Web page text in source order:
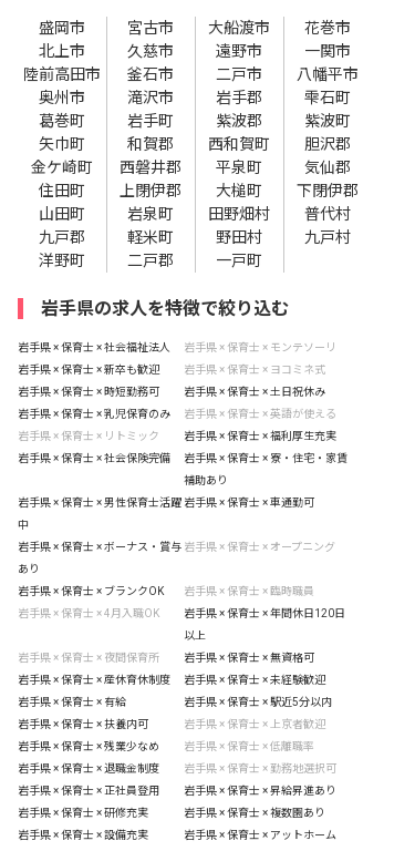
盛岡市 宮古市 大船渡市
花巻市
北上市
久慈市 遠野市
一関市
陸前高田市
釜石市 二戸市
八幡平市
奥州市
滝沢市 岩手郡
雫石町
葛巻町
岩手町 紫波郡
紫波町
矢巾町
和賀郡 西和賀町
胆沢郡
金ケ崎町
西磐井郡 平泉町
気仙郡
住田町
上閉伊郡 大槌町
下閉伊郡
山田町
岩泉町 田野畑村
普代村
九戸郡
軽米町 野田村
九戸村
洋野町
二戸郡 一戸町
岩手県の求人を特徴で絞り込む
岩手県 × 保育士 × 社会福祉法人
岩手県 × 保育士 × モンテソーリ
岩手県 × 保育士 × 新卒も歓迎
岩手県 × 保育士 × ヨコミネ式
岩手県 × 保育士 × 時短勤務可
岩手県 × 保育士 × 土日祝休み
岩手県 × 保育士 × 乳児保育のみ
岩手県 × 保育士 × 英語が使える
岩手県 × 保育士 × リトミック
岩手県 × 保育士 × 福利厚生充実
岩手県 × 保育士 × 社会保険完備
岩手県 × 保育士 × 寮・住宅・家賃
補助あり
岩手県 × 保育士 × 男性保育士活躍
中
岩手県 × 保育士 × 車通勤可
岩手県 × 保育士 × ボーナス・賞与
あり
岩手県 × 保育士 × オープニング
岩手県 × 保育士 × ブランクOK
岩手県 × 保育士 × 臨時職員
岩手県 × 保育士 × 4月入職OK
岩手県 × 保育士 × 年間休日120日
以上
岩手県 × 保育士 × 夜間保育所
岩手県 × 保育士 × 無資格可
岩手県 × 保育士 × 産休育休制度
岩手県 × 保育士 × 未経験歓迎
岩手県 × 保育士 × 有給
岩手県 × 保育士 × 駅近5分以内
岩手県 × 保育士 × 扶養内可
岩手県 × 保育士 × 上京者歓迎
岩手県 × 保育士 × 残業少なめ
岩手県 × 保育士 × 低離職率
岩手県 × 保育士 × 退職金制度
岩手県 × 保育士 × 勤務地選択可
岩手県 × 保育士 × 正社員登用
岩手県 × 保育士 × 昇給昇進あり
岩手県 × 保育士 × 研修充実
岩手県 × 保育士 × 複数園あり
岩手県 × 保育士 × 設備充実
岩手県 × 保育士 × アットホーム